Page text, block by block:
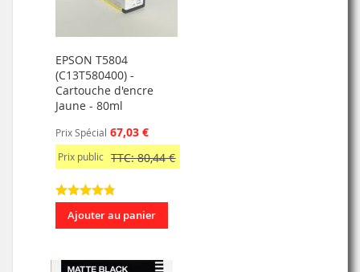
EPSON T5804
(C13T580400) -
Cartouche d'encre
Jaune - 80ml
Prix Spécial 67,03 €
Prix public TTC: 80,44 €
Ajouter au panier